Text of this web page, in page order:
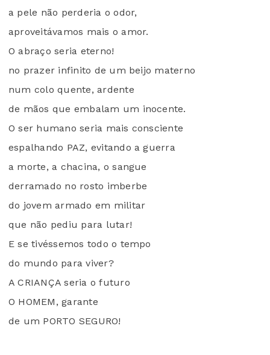
a pele não perderia o odor,
aproveitávamos mais o amor.
O abraço seria eterno!
no prazer infinito de um beijo materno
num colo quente, ardente
de mãos que embalam um inocente.
O ser humano seria mais consciente
espalhando PAZ, evitando a guerra
a morte, a chacina, o sangue
derramado no rosto imberbe
do jovem armado em militar
que não pediu para lutar!
E se tivéssemos todo o tempo
do mundo para viver?
A CRIANÇA seria o futuro
O HOMEM, garante
de um PORTO SEGURO!